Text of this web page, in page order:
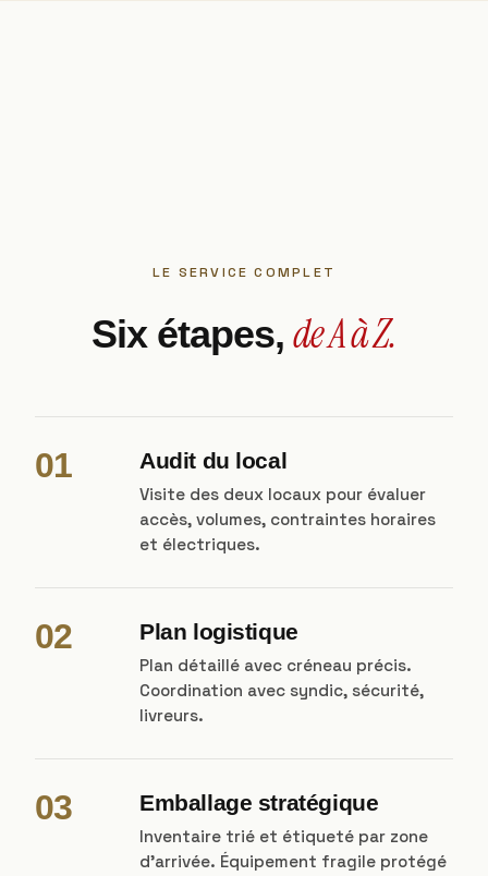
LE SERVICE COMPLET
Six étapes,de A à Z.
01 Audit du local
Visite des deux locaux pour évaluer
accès, volumes, contraintes horaires
et électriques.
02 Plan logistique
Plan détaillé avec créneau précis.
Coordination avec syndic, sécurité,
livreurs.
03 Emballage stratégique
Inventaire trié et étiqueté par zone
d'arrivée. Équipement fragile protégé